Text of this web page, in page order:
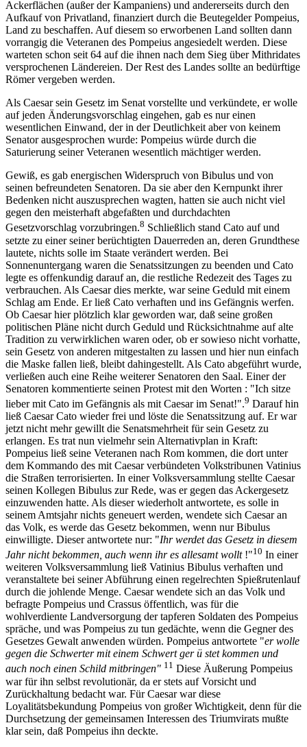
Ackerflächen (außer der Kampaniens) und andererseits durch den
Aufkauf von Privatland, finanziert durch die Beutegelder Pompeius,
Land zu beschaffen. Auf diesem so erworbenen Land sollten dann
vorrangig die Veteranen des Pompeius angesiedelt werden. Diese
warteten schon seit 64 auf die ihnen nach dem Sieg über Mithridates
versprochenen Ländereien. Der Rest des Landes sollte an bedürftige
Römer vergeben werden.
Als Caesar sein Gesetz im Senat vorstellte und verkündete, er wolle
auf jeden Änderungsvorschlag eingehen, gab es nur einen
wesentlichen Einwand, der in der Deutlichkeit aber von keinem
Senator ausgesprochen wurde: Pompeius würde durch die
Saturierung seiner Veteranen wesentlich mächtiger werden.
Gewiß, es gab energischen Widerspruch von Bibulus und von
seinen befreundeten Senatoren. Da sie aber den Kernpunkt ihrer
Bedenken nicht auszusprechen wagten, hatten sie auch nicht viel
gegen den meisterhaft abgefaßten und durchdachten
Gesetzvorschlag vorzubringen.8 Schließlich stand Cato auf und
setzte zu einer seiner berüchtigten Dauerreden an, deren Grundthese
lautete, nichts solle im Staate verändert werden. Bei
Sonnenuntergang waren die Senatssitzungen zu beenden und Cato
legte es offenkundig darauf an, die restliche Redezeit des Tages zu
verbrauchen. Als Caesar dies merkte, war seine Geduld mit einem
Schlag am Ende. Er ließ Cato verhaften und ins Gefängnis werfen.
Ob Caesar hier plötzlich klar geworden war, daß seine großen
politischen Pläne nicht durch Geduld und Rücksichtnahme auf alte
Tradition zu verwirklichen waren oder, ob er sowieso nicht vorhatte,
sein Gesetz von anderen mitgestalten zu lassen und hier nun einfach
die Maske fallen ließ, bleibt dahingestellt. Als Cato abgeführt wurde,
verließen auch eine Reihe weiterer Senatoren den Saal. Einer der
Senatoren kommentierte seinen Protest mit den Worten : "Ich sitze
lieber mit Cato im Gefängnis als mit Caesar im Senat!".9 Darauf hin
ließ Caesar Cato wieder frei und löste die Senatssitzung auf. Er war
jetzt nicht mehr gewillt die Senatsmehrheit für sein Gesetz zu
erlangen. Es trat nun vielmehr sein Alternativplan in Kraft:
Pompeius ließ seine Veteranen nach Rom kommen, die dort unter
dem Kommando des mit Caesar verbündeten Volkstribunen Vatinius
die Straßen terrorisierten. In einer Volksversammlung stellte Caesar
seinen Kollegen Bibulus zur Rede, was er gegen das Ackergesetz
einzuwenden hatte. Als dieser wiederholt antwortete, es solle in
seinem Amtsjahr nichts geneuert werden, wendete sich Caesar an
das Volk, es werde das Gesetz bekommen, wenn nur Bibulus
einwilligte. Dieser antwortete nur: "Ihr werdet das Gesetz in diesem
Jahr nicht bekommen, auch wenn ihr es allesamt wollt!"10 In einer
weiteren Volksversammlung ließ Vatinius Bibulus verhaften und
veranstaltete bei seiner Abführung einen regelrechten Spießrutenlauf
durch die johlende Menge. Caesar wendete sich an das Volk und
befragte Pompeius und Crassus öffentlich, was für die
wohlverdiente Landversorgung der tapferen Soldaten des Pompeius
spräche, und was Pompeius zu tun gedächte, wenn die Gegner des
Gesetzes Gewalt anwenden würden. Pompeius antwortete "er wolle
gegen die Schwerter mit einem Schwert ger ü stet kommen und
auch noch einen Schild mitbringen" 11 Diese Äußerung Pompeius
war für ihn selbst revolutionär, da er stets auf Vorsicht und
Zurückhaltung bedacht war. Für Caesar war diese
Loyalitätsbekundung Pompeius von großer Wichtigkeit, denn für die
Durchsetzung der gemeinsamen Interessen des Triumvirats mußte
klar sein, daß Pompeius ihn deckte.